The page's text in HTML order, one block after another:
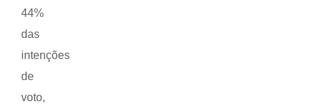
44%
das
intenções
de
voto,